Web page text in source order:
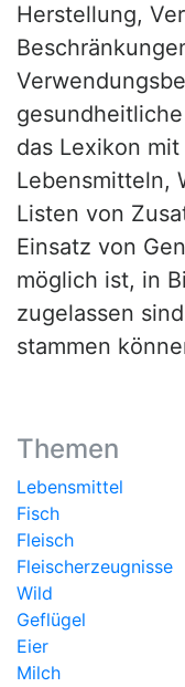
Herstellung,
das Lexikon
Lebensmitteln,
Listen von
Einsatz von
möglich ist, in
zugelassen
stammen
Themen
Lebensmittel
Fisch
Fleisch
Fleischerzeugnisse
Wild
Geflügel
Eier
Milch